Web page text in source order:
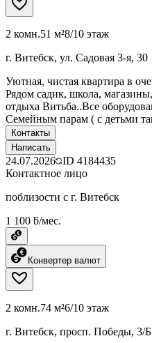
2 комн.51 м²8/10 этаж
г. Витебск, ул. Садовая 3-я, 30
Уютная, чистая квартира в
Рядом садик, школа,
отдыха Витьба..Все
Семейным парам ( с детьми
Контакты
Написать
24.07.2026 ID 4184435
Контактное лицо
поблизости с г. Витебск
1 100 ƃ/мес.
Конвертер валют
2 комн.74 м²6/10 этаж
г. Витебск, просп. Победы, 3/Б